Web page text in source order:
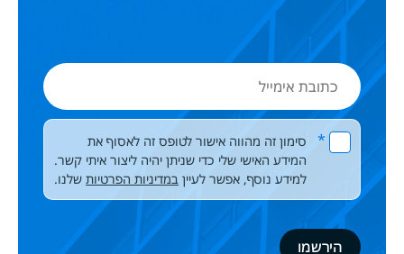
כתובת
אימייל
Please leave this field empty.
*
סימון זה מהווה אישור לטופס זה לאסוף את
המידע האישי שלי כדי שניתן יהיה ליצור איתי קשר.
למידע נוסף, אפשר לעיין במדיניות הפרטיות שלנו.